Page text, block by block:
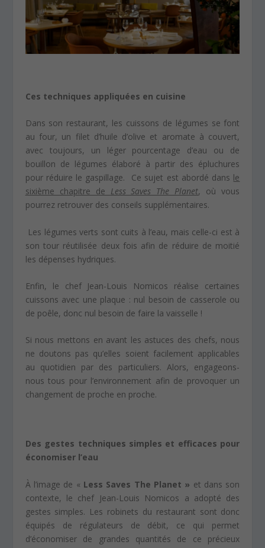
Ces techniques appliquées en cuisine
Dans son restaurant, les cuissons de légumes se font
au four, un filet d’huile d’olive et aromate à couvert,
avec toujours, un léger pourcentage d’eau ou de
bouillon de légumes élaboré à partir des épluchures
pour réduire le gaspillage. Ce sujet est abordé dans le
sixième chapitre de Less Saves The Planet, où vous
pourrez retrouver des conseils supplémentaires.
Les légumes verts sont cuits à l’eau, mais celle-ci est à
son tour réutilisée deux fois afin de réduire de moitié
les dépenses hydriques.
Enfin, le chef Jean-Louis Nomicos réalise certaines
cuissons avec une plaque : nul besoin de casserole ou
de poêle, donc nul besoin de faire la vaisselle !
Si nous mettons en avant les astuces des chefs, nous
ne doutons pas qu’elles soient facilement applicables
au quotidien par des particuliers. Alors, engageons-
nous tous pour l’environnement afin de provoquer un
changement de proche en proche.
Des gestes techniques simples et efficaces pour
économiser l’eau
À l’image de « Less Saves The Planet » et dans son
contexte, le chef Jean-Louis Nomicos a adopté des
gestes simples. Les robinets du restaurant sont donc
équipés de régulateurs de débit, ce qui permet
d’économiser de grandes quantités de ce précieux